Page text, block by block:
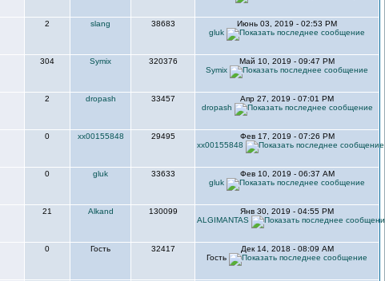
2 slang 38683
Июнь 03, 2019 - 02:53 PM
gluk
304 Symix 320376
Май 10, 2019 - 09:47 PM
Symix
2 dropash 33457
Апр 27, 2019 - 07:01 PM
dropash
0 xx00155848 29495
Фев 17, 2019 - 07:26 PM
xx00155848
0 gluk 33633
Фев 10, 2019 - 06:37 AM
gluk
21 Alkand 130099
Янв 30, 2019 - 04:55 PM
ALGIMANTAS
0 Гость 32417
Дек 14, 2018 - 08:09 AM
Гость